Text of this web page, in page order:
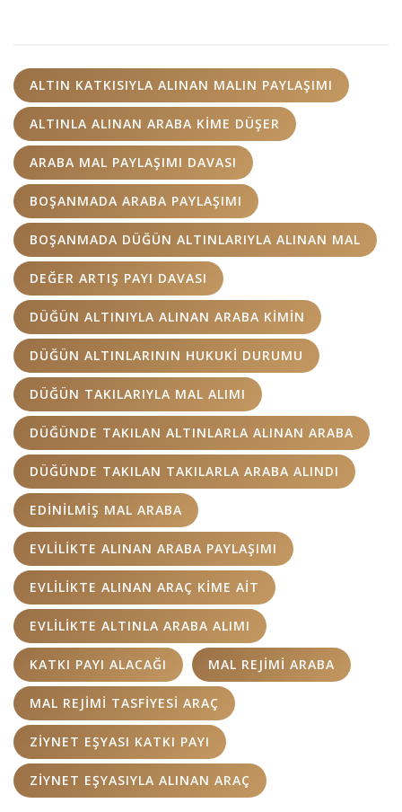
ALTIN KATKISIYLA ALINAN MALIN PAYLAŞIMI
ALTINLA ALINAN ARABA KIME DÜŞER
ARABA MAL PAYLAŞIMI DAVASI
BOŞANMADA ARABA PAYLAŞIMI
BOŞANMADA DÜĞÜN ALTINLARIYLA ALINAN MAL
DEĞER ARTIŞ PAYI DAVASI
DÜĞÜN ALTINIYLA ALINAN ARABA KIMIN
DÜĞÜN ALTINLARININ HUKUKI DURUMU
DÜĞÜN TAKILARIYLA MAL ALIMI
DÜĞÜNDE TAKILAN ALTINLARLA ALINAN ARABA
DÜĞÜNDE TAKILAN TAKILARLA ARABA ALINDI
EDINILMIŞ MAL ARABA
EVLILIKTE ALINAN ARABA PAYLAŞIMI
EVLILIKTE ALINAN ARAÇ KIME AIT
EVLILIKTE ALTINLA ARABA ALIMI
KATKI PAYI ALACAĞI MAL REJIMI ARABA
MAL REJIMI TASFIYESI ARAÇ
ZIYNET EŞYASI KATKI PAYI
ZIYNET EŞYASIYLA ALINAN ARAÇ